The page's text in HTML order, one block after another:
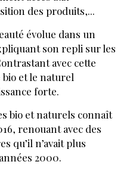
des produits,...
évolue dans un
son repli sur les
avec cette
bio et le naturel
forte.
bio et naturels connaît
renouant avec des
qu’il n’avait plus
2000.